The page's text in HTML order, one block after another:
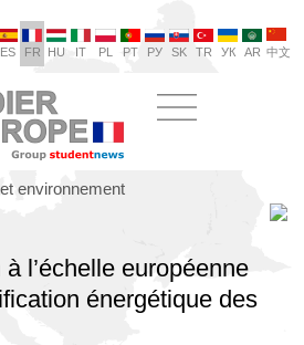
ES FR HU IT PL PT РУ SK TR УК AR 中文
environnement
l’échelle européenne
énergétique des